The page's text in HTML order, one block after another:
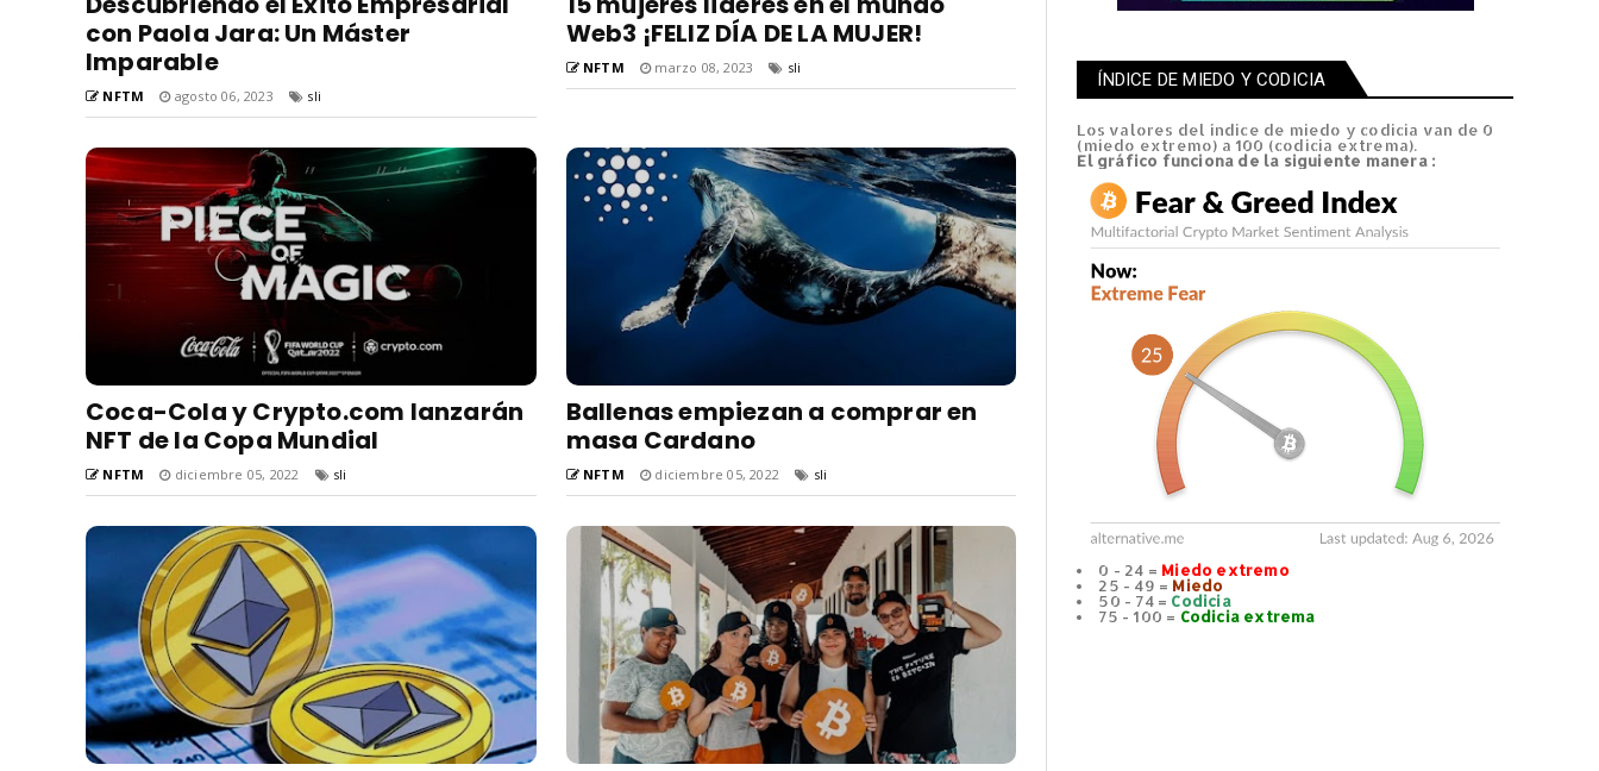
con Paola Jara: Un Máster
Imparable
NFTM agosto 06, 2023 sli
Web3 ¡FELIZ DÍA DE LA MUJER!
NFTM marzo 08, 2023 sli
Coca-Cola y Crypto.com lanzarán
NFT de la Copa Mundial
NFTM diciembre 05, 2022 sli
Ballenas empiezan a comprar en
masa Cardano
NFTM diciembre 05, 2022 sli
ÍNDICE DE MIEDO Y CODICIA
Los valores del índice de miedo y codicia van de 0
(miedo extremo) a 100 (codicia extrema).
El gráfico funciona de la siguiente manera:
0 - 24 = Miedo extremo
25 - 49 = Miedo
50 - 74 = Codicia
75 - 100 = Codicia extrema